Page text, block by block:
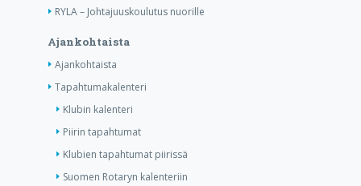
RYLA – Johtajuuskoulutus nuorille
Ajankohtaista
Ajankohtaista
Tapahtumakalenteri
Klubin kalenteri
Piirin tapahtumat
Klubien tapahtumat piirissä
Suomen Rotaryn kalenteriin